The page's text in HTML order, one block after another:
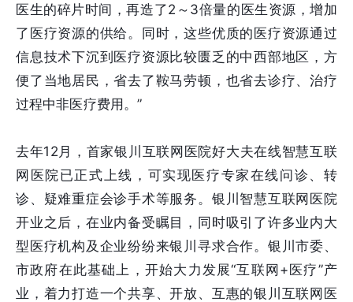
医生的碎片时间，再造了2～3倍量的医生资源，增加
了医疗资源的供给。同时，这些优质的医疗资源通过
信息技术下沉到医疗资源比较匮乏的中西部地区，方
便了当地居民，省去了鞍马劳顿，也省去诊疗、治疗
过程中非医疗费用。”
去年12月，首家银川互联网医院好大夫在线智慧互联
网医院已正式上线，可实现医疗专家在线问诊、转
诊、疑难重症会诊手术等服务。银川智慧互联网医院
开业之后，在业内备受瞩目，同时吸引了许多业内大
型医疗机构及企业纷纷来银川寻求合作。银川市委、
市政府在此基础上，开始大力发展“互联网+医疗”产
业，着力打造一个共享、开放、互惠的银川互联网医